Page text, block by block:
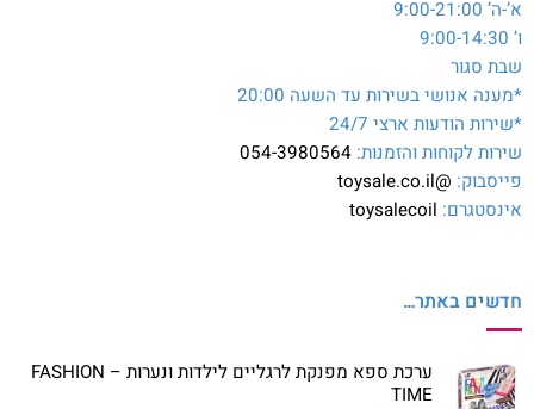
א’-ה’ 9:00-21:00
ו’ 9:00-14:30
שבת סגור
*מענה אנושי בשירות עד השעה 20:00
*שירות הודעות ארצי 24/7
שירות לקוחות והזמנות: 054-3980564
פייסבוק: @toysale.co.il
אינסטגרם: toysalecoil
חדשים באתר…
ערכת ספא מפנקת לרגליים לילדות ונערות – FASHION
TIME